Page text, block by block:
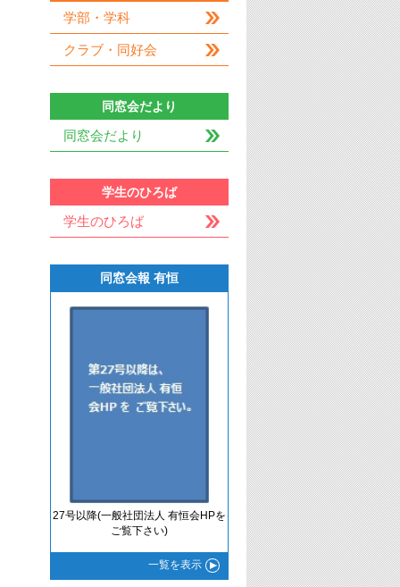
学部・学科
クラブ・同好会
同窓会だより
同窓会だより
学生のひろば
学生のひろば
同窓会報 有恒
27号以降(一般社団法人 有恒会HPを
ご覧下さい)
一覧を表示